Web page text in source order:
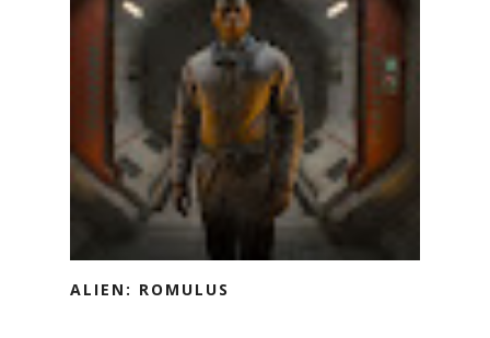
ALIEN: ROMULUS